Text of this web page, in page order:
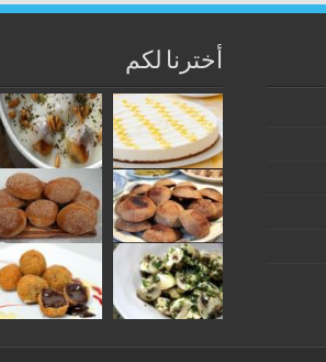
أخترنا لكم